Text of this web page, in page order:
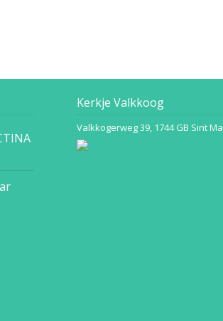
Kerkje Valkkoog
Valkkogerweg 39, 1744 GB Sint